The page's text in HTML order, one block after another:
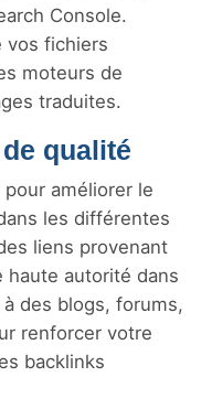
Console.
vos fichiers
moteurs de
traduites.
qualité
améliorer le
les différentes
liens provenant
autorité dans
des blogs, forums,
renforcer votre
backlinks